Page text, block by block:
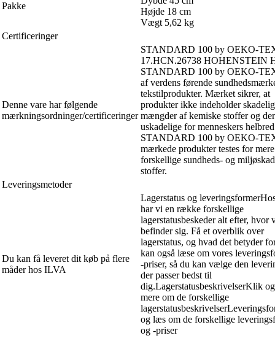
Pakke
Højde 18 cm
Vægt 5,62 kg
Certificeringer
Denne vare har følgende
mærkningsordninger/certificeringer
STANDARD 100 by OEKO-
17.HCN.26738 HOHENSTEIN
STANDARD 100 by OEKO-
af verdens førende
tekstilprodukter. Mærket sikrer, at
produkter ikke indeholder
mængder af kemiske stoffer og
uskadelige for menneskers
STANDARD 100 by OEKO-
mærkede produkter testes for
forskellige sundheds- og
stoffer.
Leveringsmetoder
Du kan få leveret dit køb på flere
måder hos ILVA
Lagerstatus og
har vi en række forskellige
lagerstatusbeskeder alt efter, hvor
befinder sig. Få et overblik over
lagerstatus, og hvad det betyder
kan også læse om vores
-priser, så du kan vælge den
der passer bedst til
dig.LagerstatusbeskrivelserKlik
mere om de forskellige
og læs om de forskellige
og -priser